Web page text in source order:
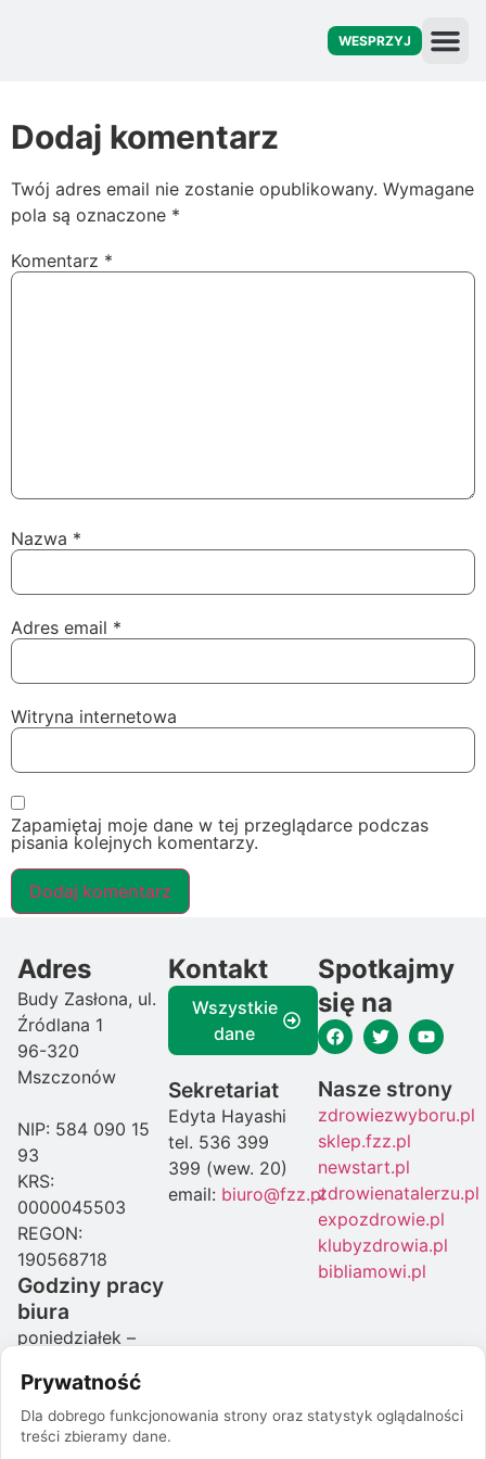
WESPRZYJ
Dodaj komentarz
Twój adres email nie zostanie opublikowany. Wymagane
pola są oznaczone *
Komentarz *
Nazwa *
Adres email *
Witryna internetowa
Zapamiętaj moje dane w tej przeglądarce podczas
pisania kolejnych komentarzy.
Adres
Budy Zasłona, ul.
Źródlana 1
96-320
Mszczonów
NIP: 584 090 15
93
KRS:
0000045503
REGON:
190568718
Godziny pracy
biura
poniedziałek –
16:00
piątek: 07:00-
15:00
Kontakt
Wszystkie
dane
Sekretariat
Edyta Hayashi
tel. 536 399
399 (wew. 20)
email: biuro@fzz.pl
Spotkajmy
się na
Nasze strony
zdrowiezwyboru.pl
sklep.fzz.pl
newstart.pl
zdrowienatalerzu.pl
expozdrowie.pl
klubyzdrowia.pl
bibliamowi.pl
Prywatność
Dla dobrego funkcjonowania strony oraz statystyk oglądalności
treści zbieramy dane.